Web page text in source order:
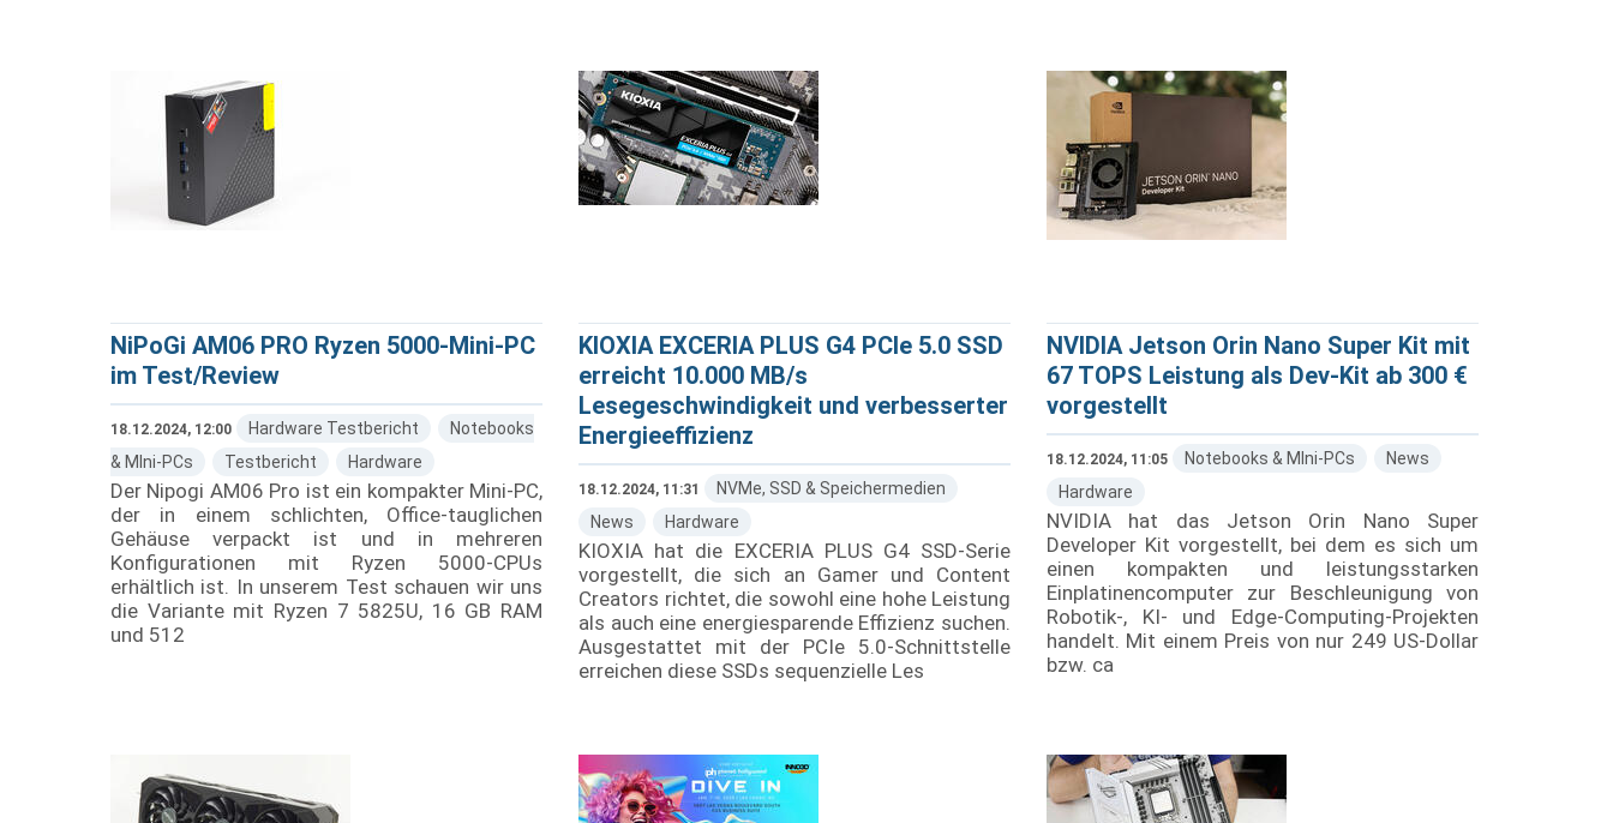
NiPoGi AM06 PRO Ryzen 5000-Mini-PC
im Test/Review
18.12.2024, 12:00 Hardware Testbericht
Notebooks
& MIni-PCs
Testbericht Hardware
Der Nipogi AM06 Pro ist ein kompakter Mini-PC,
der in einem schlichten, Office-tauglichen
Gehäuse verpackt ist und in mehreren
Konfigurationen mit Ryzen 5000-CPUs
erhältlich ist. In unserem Test schauen wir uns
die Variante mit Ryzen 7 5825U, 16 GB RAM
und 512
KIOXIA EXCERIA PLUS G4 PCIe 5.0 SSD
erreicht 10.000 MB/s
Lesegeschwindigkeit und verbesserter
Energieeffizienz
18.12.2024, 11:31
NVMe, SSD & Speichermedien
News
Hardware
KIOXIA hat die EXCERIA PLUS G4 SSD-Serie
vorgestellt, die sich an Gamer und Content
Creators richtet, die sowohl eine hohe Leistung
als auch eine energiesparende Effizienz suchen.
Ausgestattet mit der PCIe 5.0-Schnittstelle
erreichen diese SSDs sequenzielle Les
NVIDIA Jetson Orin Nano Super Kit mit
67 TOPS Leistung als Dev-Kit ab 300 €
vorgestellt
18.12.2024, 11:05 Notebooks & MIni-PCs
News
Hardware
NVIDIA hat das Jetson Orin Nano Super
Developer Kit vorgestellt, bei dem es sich um
einen kompakten und leistungsstarken
Einplatinencomputer zur Beschleunigung von
Robotik-, KI- und Edge-Computing-Projekten
handelt. Mit einem Preis von nur 249 US-Dollar
bzw. ca